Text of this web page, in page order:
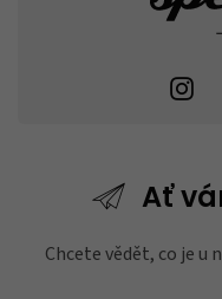
Ať
Chcete vědět, co je u